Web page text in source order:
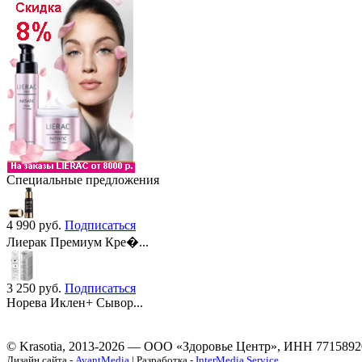
Специальные предложения
4 990 руб. Подписаться
Лиерак Премиум Кре�...
3 250 руб. Подписаться
Норева Иклен+ Сывор...
© Krasotia, 2013-2026 — ООО «Здоровье Центр», ИНН